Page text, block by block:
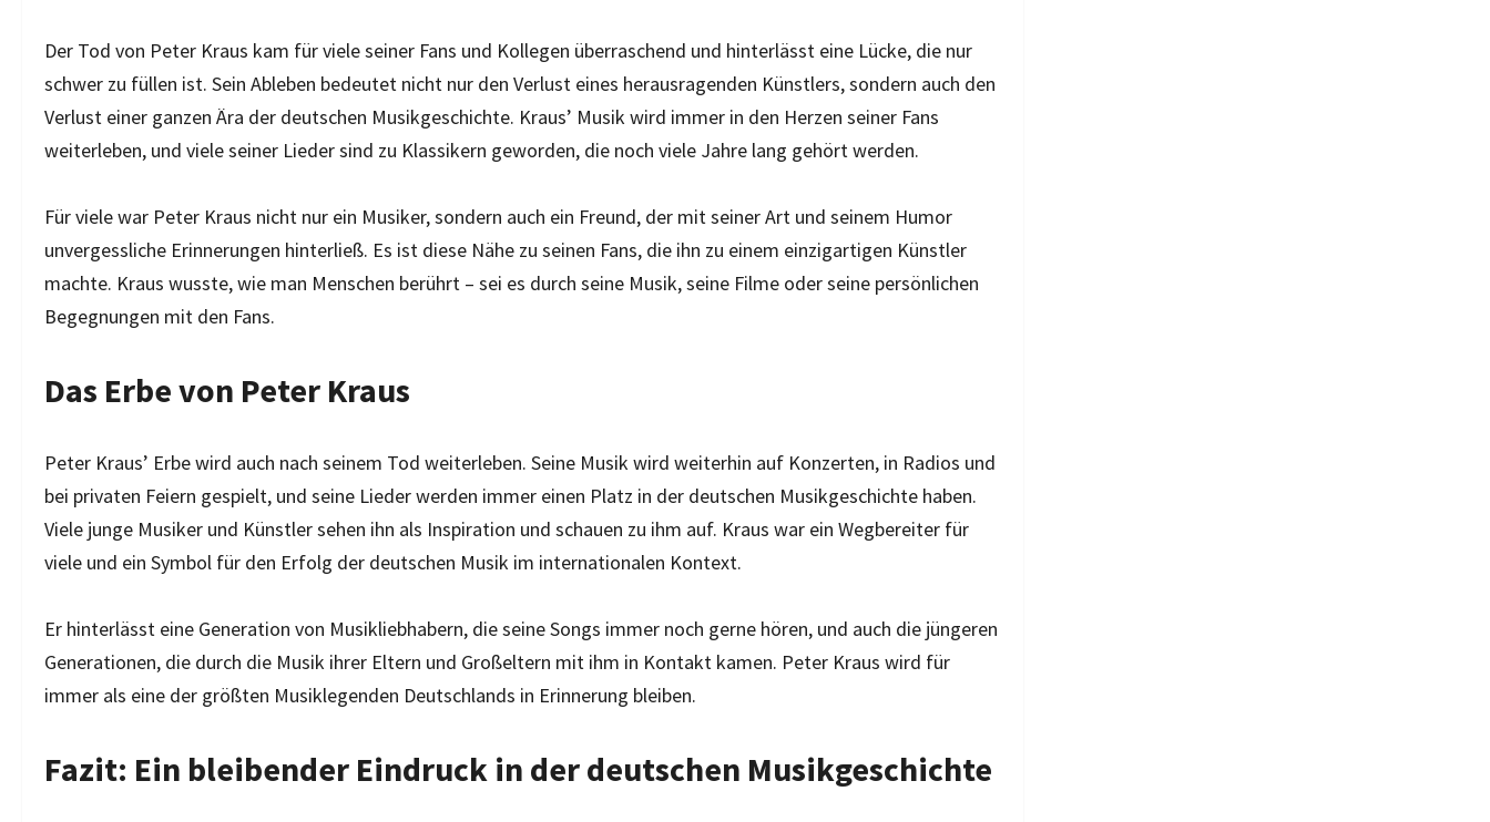
Der Tod von Peter Kraus kam für viele seiner Fans und Kollegen überraschend und hinterlässt eine Lücke, die nur
schwer zu füllen ist. Sein Ableben bedeutet nicht nur den Verlust eines herausragenden Künstlers, sondern auch den
Verlust einer ganzen Ära der deutschen Musikgeschichte. Kraus’ Musik wird immer in den Herzen seiner Fans
weiterleben, und viele seiner Lieder sind zu Klassikern geworden, die noch viele Jahre lang gehört werden.
Für viele war Peter Kraus nicht nur ein Musiker, sondern auch ein Freund, der mit seiner Art und seinem Humor
unvergessliche Erinnerungen hinterließ. Es ist diese Nähe zu seinen Fans, die ihn zu einem einzigartigen Künstler
machte. Kraus wusste, wie man Menschen berührt – sei es durch seine Musik, seine Filme oder seine persönlichen
Begegnungen mit den Fans.
Das Erbe von Peter Kraus
Peter Kraus’ Erbe wird auch nach seinem Tod weiterleben. Seine Musik wird weiterhin auf Konzerten, in Radios und
bei privaten Feiern gespielt, und seine Lieder werden immer einen Platz in der deutschen Musikgeschichte haben.
Viele junge Musiker und Künstler sehen ihn als Inspiration und schauen zu ihm auf. Kraus war ein Wegbereiter für
viele und ein Symbol für den Erfolg der deutschen Musik im internationalen Kontext.
Er hinterlässt eine Generation von Musikliebhabern, die seine Songs immer noch gerne hören, und auch die jüngeren
Generationen, die durch die Musik ihrer Eltern und Großeltern mit ihm in Kontakt kamen. Peter Kraus wird für
immer als eine der größten Musiklegenden Deutschlands in Erinnerung bleiben.
Fazit: Ein bleibender Eindruck in der deutschen Musikgeschichte